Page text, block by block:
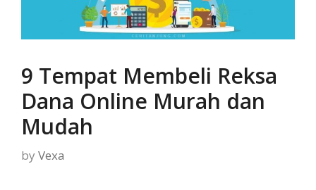
9 Tempat Membeli Reksa
Dana Online Murah dan
Mudah
by Vexa